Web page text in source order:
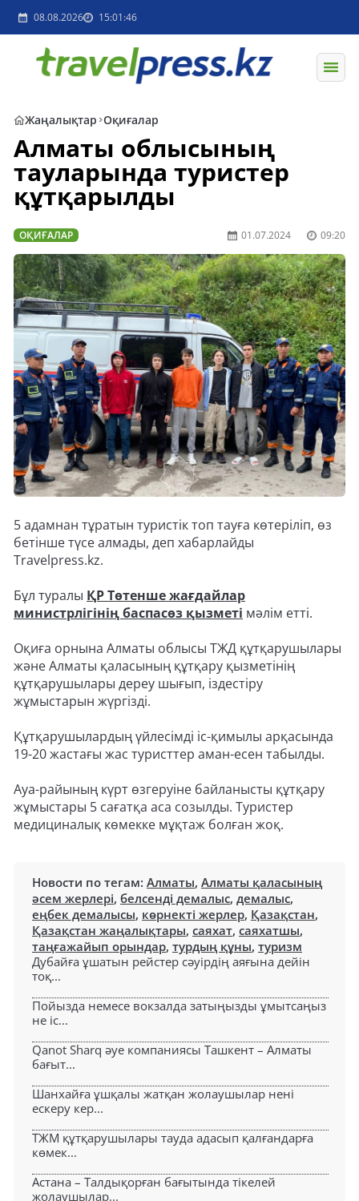
08.08.2026 15:01:46
Жаңалықтар Оқиғалар
Алматы облысының
тауларында туристер
құтқарылды
ОҚИҒАЛАР 01.07.2024 09:20
5 адамнан тұратын туристік топ тауға көтеріліп, өз
бетінше түсе алмады, деп хабарлайды
Travelpress.kz.
Бұл туралы ҚР Төтенше жағдайлар
министрлігінің баспасөз қызметі мәлім етті.
Оқиға орнына Алматы облысы ТЖД құтқарушылары
және Алматы қаласының құтқару қызметінің
құтқарушылары дереу шығып, іздестіру
жұмыстарын жүргізді.
Құтқарушылардың үйлесімді іс-қимылы арқасында
19-20 жастағы жас туристтер аман-есен табылды.
Ауа-райының күрт өзгеруіне байланысты құтқару
жұмыстары 5 сағатқа аса созылды. Туристер
медициналық көмекке мұқтаж болған жоқ.
Новости по тегам: Алматы, Алматы қаласының
әсем жерлері, белсенді демалыс, демалыс,
еңбек демалысы, көрнекті жерлер, Қазақстан,
Қазақстан жаңалықтары, саяхат, саяхатшы,
таңғажайып орындар, турдың құны, туризм
Дубайға ұшатын рейстер сәуірдің аяғына дейін
тоқ...
Пойызда немесе вокзалда затыңызды ұмытсаңыз
не іс...
Qanot Sharq әуе компаниясы Ташкент – Алматы
бағыт...
Шанхайға ұшқалы жатқан жолаушылар нені
ескеру кер...
ТЖМ құтқарушылары тауда адасып қалғандарға
көмек...
Астана – Талдықорған бағытында тікелей
жолаушылар...